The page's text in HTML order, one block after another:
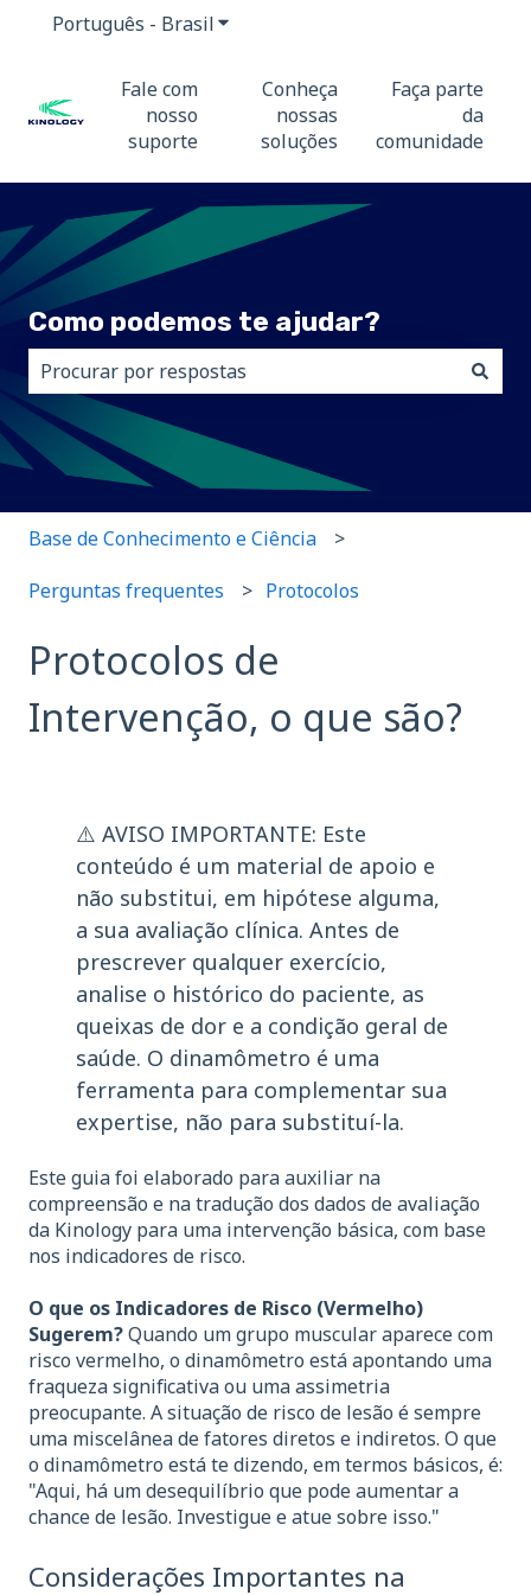
Português - BrasilMostrar submenu para traduções
Fale com
nosso
suporte
Conheça
nossas
soluções
Faça parte
da
comunidade
Como podemos te ajudar?
Não há sugestões porque o campo de pesquisa está
Base de Conhecimento e Ciência
Perguntas frequentes Protocolos
Protocolos de
Intervenção, o que são?
⚠️ AVISO IMPORTANTE: Este
conteúdo é um material de apoio e
não substitui, em hipótese alguma,
a sua avaliação clínica. Antes de
prescrever qualquer exercício,
analise o histórico do paciente, as
queixas de dor e a condição geral de
saúde. O dinamômetro é uma
ferramenta para complementar sua
expertise, não para substituí-la.
Este guia foi elaborado para auxiliar na
compreensão e na tradução dos dados de avaliação
da Kinology para uma intervenção básica, com base
nos indicadores de risco.
O que os Indicadores de Risco (Vermelho)
Sugerem?Quando um grupo muscular aparece com
risco vermelho, o dinamômetro está apontando uma
fraqueza significativa ou uma assimetria
preocupante. A situação de risco de lesão é sempre
uma miscelânea de fatores diretos e indiretos. O que
o dinamômetro está te dizendo, em termos básicos, é:
"Aqui, há um desequilíbrio que pode aumentar a
chance de lesão. Investigue e atue sobre isso."
Considerações Importantes na